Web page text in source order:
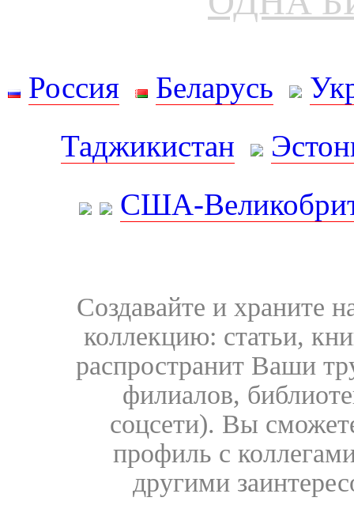
Россия Беларусь
Таджикистан
США-
Создавайте и храните
коллекцию: статьи,
распространит Ваши
филиалов,
соцсети). Вы
профиль с
другими